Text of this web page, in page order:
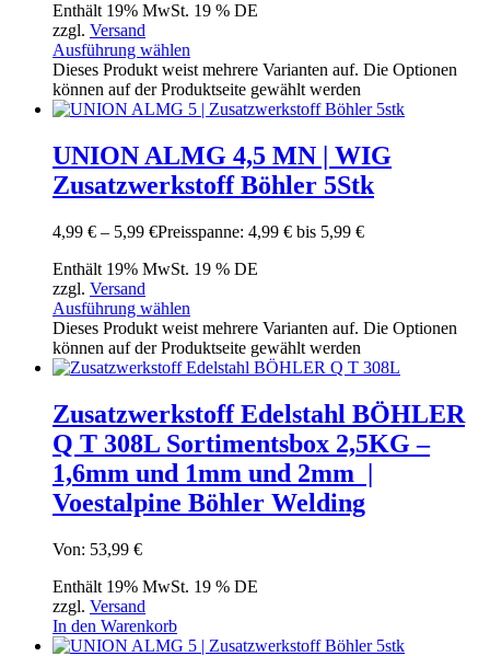
Enthält 19% MwSt. 19 % DE
zzgl. Versand
Ausführung wählen
Dieses Produkt weist mehrere Varianten auf. Die Optionen
können auf der Produktseite gewählt werden
UNION ALMG 4,5 MN | WIG
Zusatzwerkstoff Böhler 5Stk
4,99 € – 5,99 €Preisspanne: 4,99 € bis 5,99 €
Enthält 19% MwSt. 19 % DE
zzgl. Versand
Ausführung wählen
Dieses Produkt weist mehrere Varianten auf. Die Optionen
können auf der Produktseite gewählt werden
Zusatzwerkstoff Edelstahl BÖHLER
Q T 308L Sortimentsbox 2,5KG –
1,6mm und 1mm und 2mm |
Voestalpine Böhler Welding
Von: 53,99 €
Enthält 19% MwSt. 19 % DE
zzgl. Versand
In den Warenkorb